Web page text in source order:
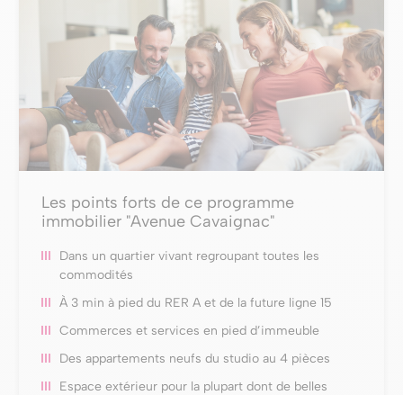
Les points forts de ce programme
immobilier "Avenue Cavaignac"
Dans un quartier vivant regroupant toutes les
commodités
À 3 min à pied du RER A et de la future ligne 15
Commerces et services en pied d’immeuble
Des appartements neufs du studio au 4 pièces
Espace extérieur pour la plupart dont de belles